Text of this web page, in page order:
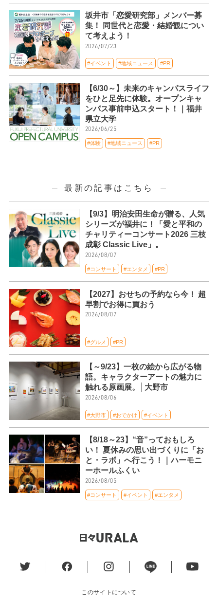
坂井市「恋愛研究部」メンバー募
集！ 同世代と恋愛・結婚観につい
て考えよう！
2026/07/23
#イベント #地域ニュース #PR
【6/30～】未来のキャンパスライフ
をひと足先に体験。オープンキャ
ンパス事前申込スタート！｜福井
県立大学
2026/06/25
#体験 #地域ニュース #PR
最新の記事はこちら
【9/3】明治安田生命が贈る、人気
シリーズが福井に！「愛と平和の
チャリティーコンサート2026 三枝
成彰 Classic Live」。
2026/08/07
#コンサート #エンタメ #PR
【2027】おせちの予約なら今！ 超
早割でお得に買おう
2026/08/07
#グルメ #PR
【～9/23】一枚の絵から広がる物
語。キャラクターアートの魅力に
触れる原画展。│大野市
2026/08/06
#大野市 #おでかけ #イベント
【8/18～23】“音”っておもしろ
い！ 夏休みの思い出づくりに「お
と・ラボ」へ行こう！｜ハーモニ
ーホールふくい
2026/08/05
#コンサート #イベント #エンタメ
このサイトについて